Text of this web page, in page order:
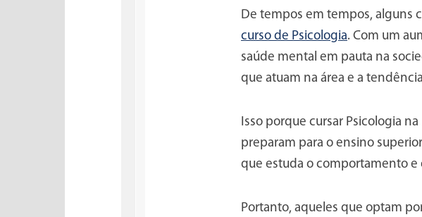
De tempos em tempos, alguns
curso de Psicologia. Com um
saúde mental em pauta na
que atuam na área e a
Isso porque cursar Psicologia
preparam para o ensino
que estuda o comportamento e
Portanto, aqueles que optam